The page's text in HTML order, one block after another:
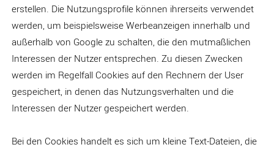
erstellen. Die Nutzungsprofile können ihrerseits verwendet
werden, um beispielsweise Werbeanzeigen innerhalb und
außerhalb von Google zu schalten, die den mutmaßlichen
Interessen der Nutzer entsprechen. Zu diesen Zwecken
werden im Regelfall Cookies auf den Rechnern der User
gespeichert, in denen das Nutzungsverhalten und die
Interessen der Nutzer gespeichert werden.
Bei den Cookies handelt es sich um kleine Text-Dateien, die